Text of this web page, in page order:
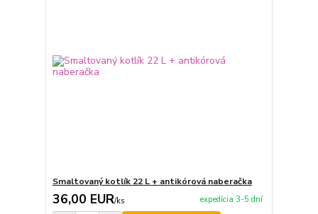
Smaltovaný kotlík 22 L + antikórová naberačka
36,00 EUR/ks expedícia 3-5 dní